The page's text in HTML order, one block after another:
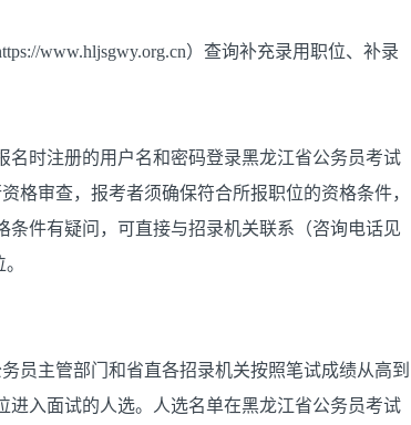
www.hljsgwy.org.cn）查询补充录用职位、补录
名时注册的用户名和密码登录黑龙江省公务员考试
格审查，报考者须确保符合所报职位的资格条件，
件有疑问，可直接与招录机关联系（咨询电话见
员主管部门和省直各招录机关按照笔试成绩从高到
入面试的人选。人选名单在黑龙江省公务员考试